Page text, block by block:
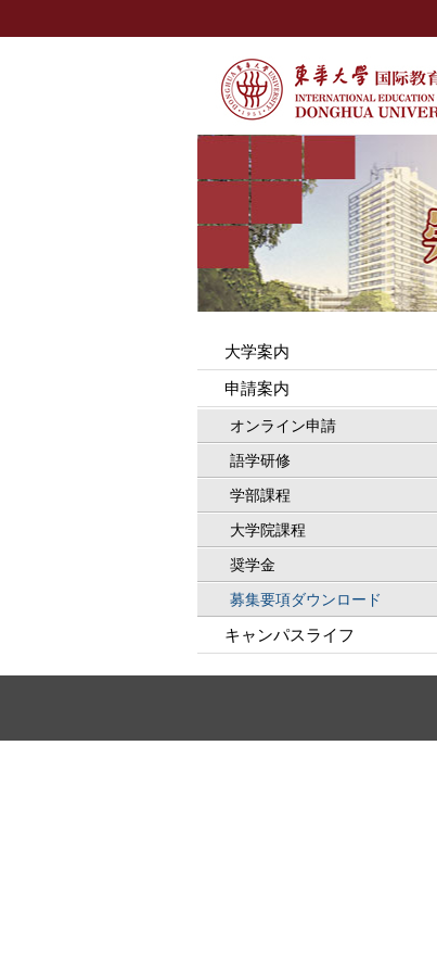
大学案内
申請案内
オンライン申請
語学研修
学部課程
大学院課程
奨学金
募集要項ダウンロード
キャンパスライフ